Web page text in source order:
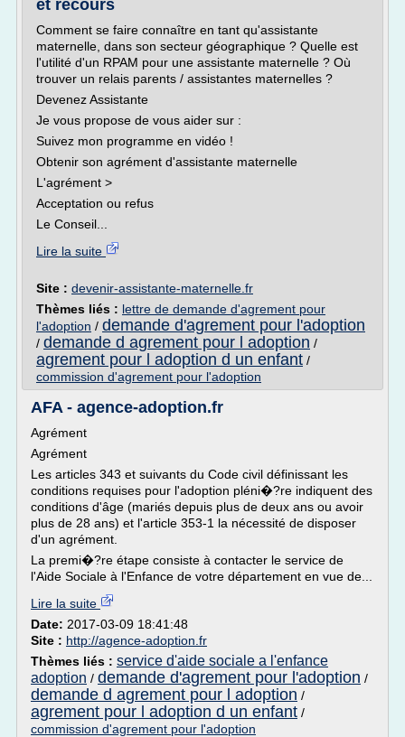
et recours
Comment se faire connaître en tant qu'assistante
maternelle, dans son secteur géographique ? Quelle est
l'utilité d'un RPAM pour une assistante maternelle ? Où
trouver un relais parents / assistantes maternelles ?
Devenez Assistante
Je vous propose de vous aider sur :
Suivez mon programme en vidéo !
Obtenir son agrément d'assistante maternelle
L'agrément >
Acceptation ou refus
Le Conseil...
Lire la suite
Site : devenir-assistante-maternelle.fr
Thèmes liés : lettre de demande d'agrement pour
l'adoption / demande d'agrement pour l'adoption
/ demande d agrement pour l adoption /
agrement pour l adoption d un enfant /
commission d'agrement pour l'adoption
AFA - agence-adoption.fr
Agrément
Agrément
Les articles 343 et suivants du Code civil définissant les
conditions requises pour l'adoption pléni�?re indiquent des
conditions d'âge (mariés depuis plus de deux ans ou avoir
plus de 28 ans) et l'article 353-1 la nécessité de disposer
d'un agrément.
La premi�?re étape consiste à contacter le service de
l'Aide Sociale à l'Enfance de votre département en vue de...
Lire la suite
Date: 2017-03-09 18:41:48
Site : http://agence-adoption.fr
Thèmes liés : service d'aide sociale a l'enfance
adoption / demande d'agrement pour l'adoption /
demande d agrement pour l adoption /
agrement pour l adoption d un enfant /
commission d'agrement pour l'adoption